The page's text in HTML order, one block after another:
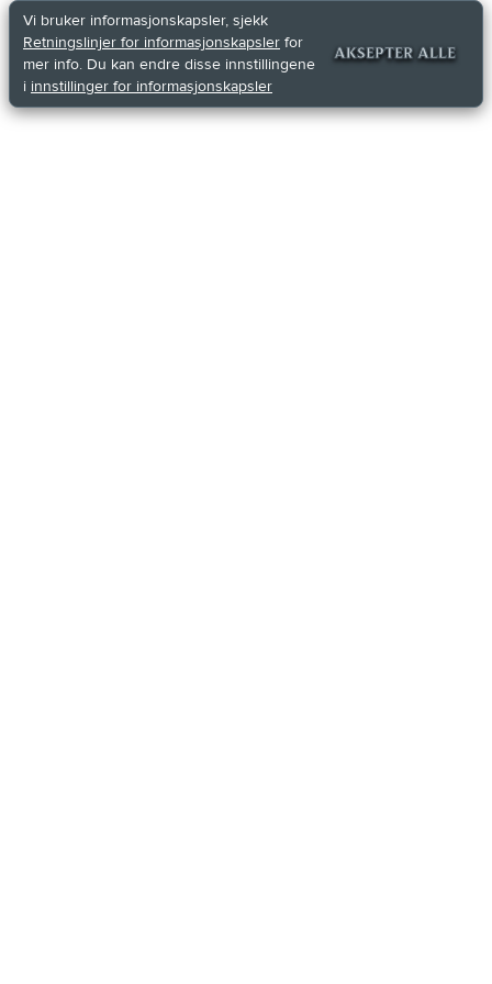
Vi bruker informasjonskapsler, sjekk
Retningslinjer for informasjonskapsler for
mer info. Du kan endre disse innstillingene
i innstillinger for informasjonskapsler
AKSEPTER ALLE